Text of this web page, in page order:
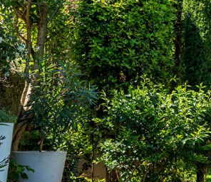
| 20